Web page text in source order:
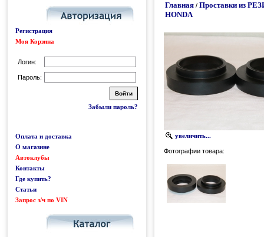
Регистрация
Моя Корзина
Логин:
Пароль:
Забыли пароль?
Оплата и доставка
О магазине
Автоклубы
Контакты
Где купить?
Статьи
Запрос з/ч по VIN
Главная / Проставки из
HONDA
увеличить...
Фотографии товара: